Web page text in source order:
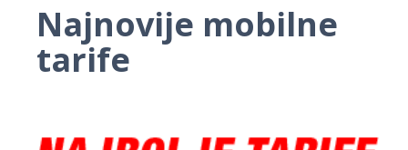
Najnovije mobilne
tarife